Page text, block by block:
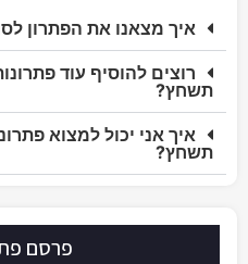
איך מצאנו את הפתרון
רוצים להוסיף עוד
תשחץ?
איך אני יכול למצוא
תשחץ?
פרסם